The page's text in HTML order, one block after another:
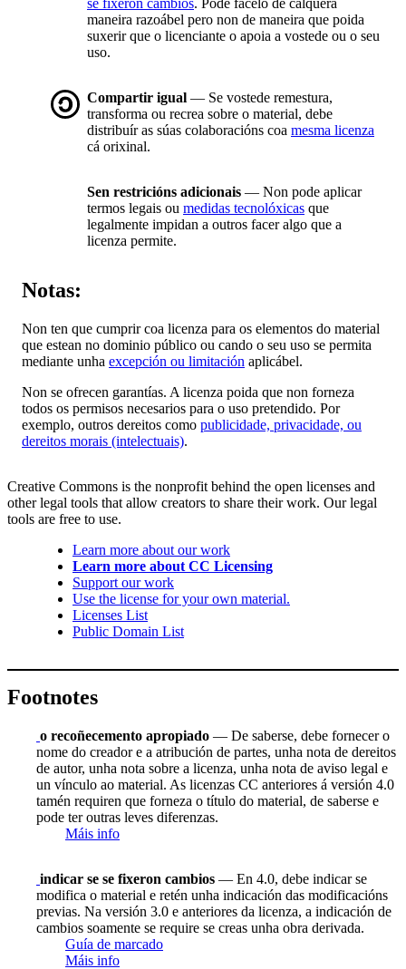
se fixeron cambios. Pode facelo de calquera
maneira razoábel pero non de maneira que poida
suxerir que o licenciante o apoia a vostede ou o seu
uso.
Compartir igual — Se vostede remestura,
transforma ou recrea sobre o material, debe
distribuír as súas colaboracións coa mesma licenza
cá orixinal.
Sen restricións adicionais — Non pode aplicar
termos legais ou medidas tecnolóxicas que
legalmente impidan a outros facer algo que a
licenza permite.
Notas:
Non ten que cumprir coa licenza para os elementos do material
que estean no dominio público ou cando o seu uso se permita
mediante unha excepción ou limitación aplicábel.
Non se ofrecen garantías. A licenza poida que non forneza
todos os permisos necesarios para o uso pretendido. Por
exemplo, outros dereitos como publicidade, privacidade, ou
dereitos morais (intelectuais).
Creative Commons is the nonprofit behind the open licenses and
other legal tools that allow creators to share their work. Our legal
tools are free to use.
Learn more about our work
Learn more about CC Licensing
Support our work
Use the license for your own material.
Licenses List
Public Domain List
Footnotes
o recoñecemento apropiado — De saberse, debe fornecer o
nome do creador e a atribución de partes, unha nota de dereitos
de autor, unha nota sobre a licenza, unha nota de aviso legal e
un vínculo ao material. As licenzas CC anteriores á versión 4.0
tamén requiren que forneza o título do material, de saberse e
pode ter outras leves diferenzas.
Máis info
indicar se se fixeron cambios — En 4.0, debe indicar se
modifica o material e retén unha indicación das modificacións
previas. Na versión 3.0 e anteriores da licenza, a indicación de
cambios soamente se require se creas unha obra derivada.
Guía de marcado
Máis info